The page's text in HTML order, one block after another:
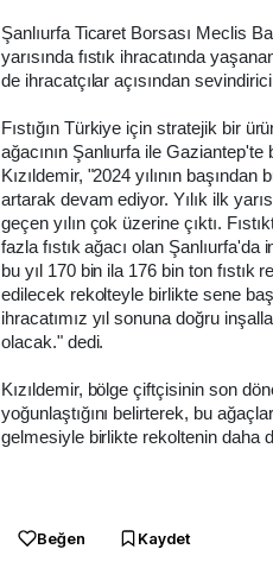
Şanlıurfa Ticaret Borsası Meclis
yarısında fıstık ihracatında
de ihracatçılar açısından
Fıstığın Türkiye için stratejik bir
ağacının Şanlıurfa ile
Kızıldemir, "2024 yılının
artarak devam ediyor. Yılık ilk
geçen yılın çok üzerine çıktı.
fazla fıstık ağacı olan
bu yıl 170 bin ila 176 bin ton fıstık
edilecek rekolteyle birlikte sene
ihracatımız yıl sonuna doğru
olacak." dedi.
Kızıldemir, bölge çiftçisinin son
yoğunlaştığını belirterek, bu
gelmesiyle birlikte rekoltenin daha
Beğen Kaydet